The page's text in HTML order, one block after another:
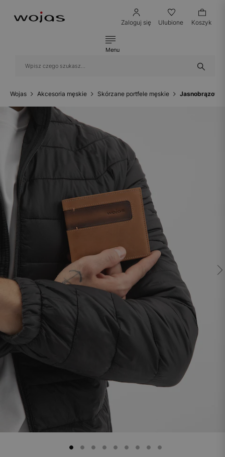
Zaloguj się Ulubione Koszyk
Menu
Wojas Akcesoria męskie Skórzane portfele męskie